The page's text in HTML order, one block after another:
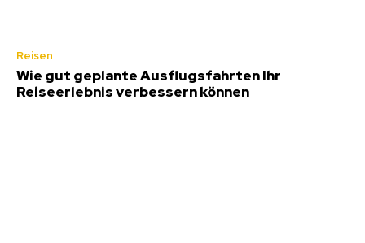
Reisen
Wie gut geplante Ausflugsfahrten Ihr
Reiseerlebnis verbessern können